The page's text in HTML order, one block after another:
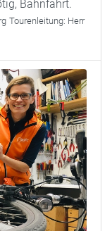
Bahnfahrt.
Tourenleitung: Herr